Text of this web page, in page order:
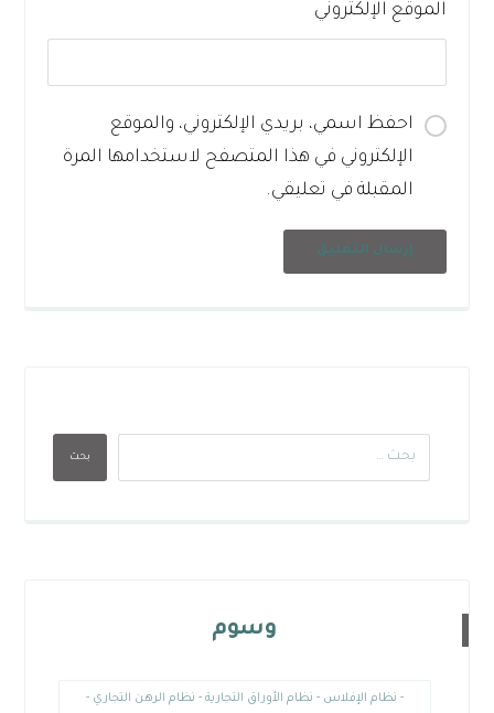
الموقع الإلكتروني
احفظ اسمي، بريدي الإلكتروني، والموقع
الإلكتروني في هذا المتصفح لاستخدامها المرة
المقبلة في تعليقي.
إرسال التعليق
بحث
وسوم
- نظام الإفلاس - نظام الأوراق التجارية - نظام الرهن التجاري -